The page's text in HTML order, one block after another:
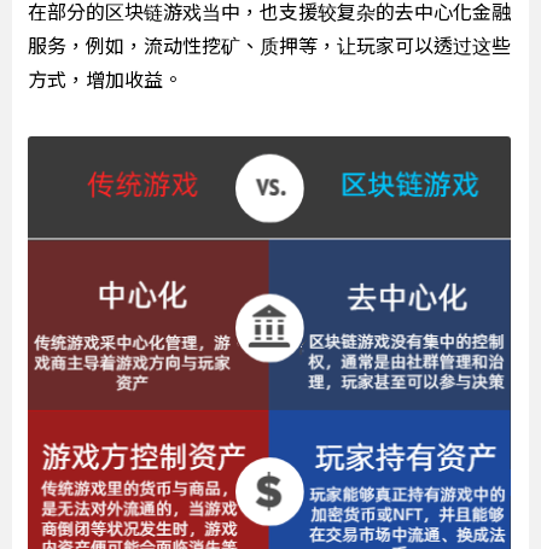
在部分的区块链游戏当中，也支援较复杂的去中心化金融
服务，例如，流动性挖矿、质押等，让玩家可以透过这些
方式，增加收益。